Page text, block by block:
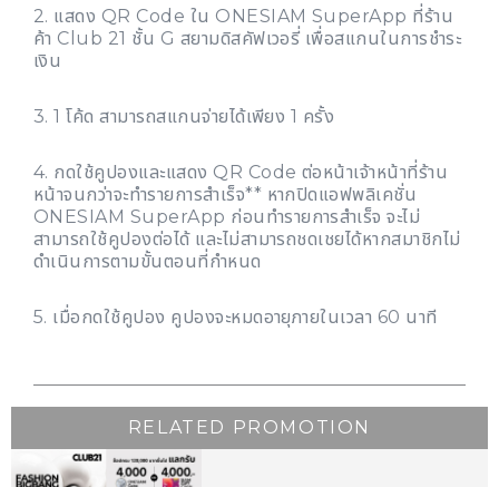
2. แสดง QR Code ใน ONESIAM SuperApp ที่ร้าน
ค้า Club 21 ชั้น G สยามดิสคัฟเวอรี่ เพื่อสแกนในการชำระ
เงิน
3. 1 โค้ด สามารถสแกนจ่ายได้เพียง 1 ครั้ง
4. กดใช้คูปองและแสดง QR Code ต่อหน้าเจ้าหน้าที่ร้าน
หน้าจนกว่าจะทำรายการสำเร็จ** หากปิดแอฟพลิเคชั่น
ONESIAM SuperApp ก่อนทำรายการสำเร็จ จะไม่
สามารถใช้คูปองต่อได้ และไม่สามารถชดเชยได้หากสมาชิกไม่
ดำเนินการตามขั้นตอนที่กำหนด
5. เมื่อกดใช้คูปอง คูปองจะหมดอายุภายในเวลา 60 นาที
RELATED PROMOTION